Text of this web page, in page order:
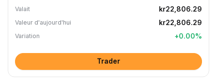
Valait kr22,806.29
Valeur d'aujourd'hui kr22,806.29
Variation +0.00%
Trader